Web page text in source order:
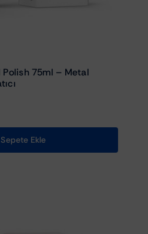
75ml – Metal
Sepete Ekle